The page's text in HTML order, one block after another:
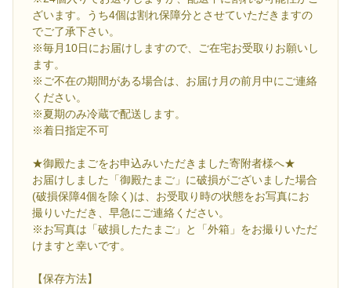
ざいます。うち4個は割れ保障分とさせていただきますの
でご了承下さい。
※毎月10日にお届けしますので、ご在宅お受取りお願いし
ます。
※ご不在の期間がある場合は、お届け月の前月中にご連絡
ください。
※夏期のみ冷蔵で配送します。
※着日指定不可
★御殿たまごをお申込みいただきました寄附者様へ★
お届けしました「御殿たまご」に破損がございました場合
(破損保障4個を除く)は、お受取り時の状態をお写真にお
撮りいただき、早急にご連絡ください。
※お写真は「破損したたまご」と「外箱」をお撮りいただ
けますと幸いです。
【保存方法】